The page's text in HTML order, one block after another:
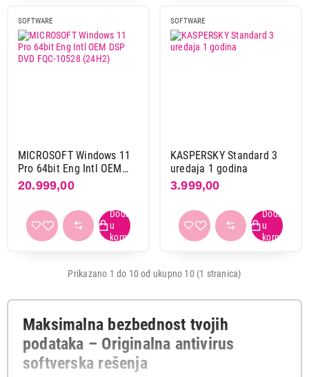
SOFTWARE
MICROSOFT Windows 11
Pro 64bit Eng Intl OEM
DSP DVD FQC-10528
20.999,00
SOFTWARE
KASPERSKY Standard 3
uredaja 1 godina
3.999,00
Prikazano 1 do 10 od ukupno 10 (1 stranica)
Maksimalna bezbednost tvojih
podataka – Originalna antivirus
softverska rešenja
SOFTWARE
WINDOWS 11 PRO FQC-10528
Proizvod je dodat u korpu.
Ukupno u korpi:0,00